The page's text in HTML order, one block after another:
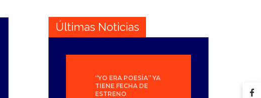
Últimas Noticias
“YO ERA POESÍA” YA
TIENE FECHA DE
ESTRENO